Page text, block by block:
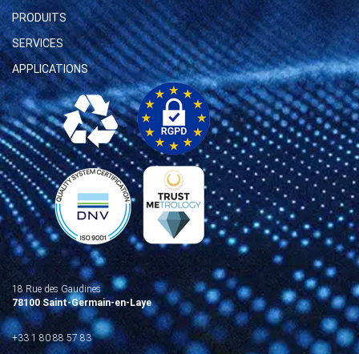
PRODUITS
SERVICES
APPLICATIONS
18 Rue des Gaudines
78100 Saint-Germain-en-Laye
+33 1 80 88 57 83